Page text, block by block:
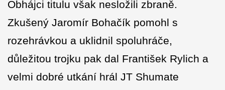
Obhájci titulu však nesložili zbraně.
Zkušený Jaromír Bohačík pomohl s
rozehrávkou a uklidnil spoluhráče,
důležitou trojku pak dal František Rylich a
velmi dobré utkání hrál JT Shumate